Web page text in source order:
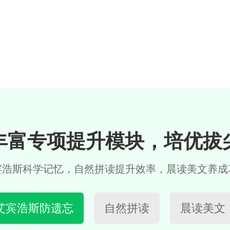
富专项提升模块，培优拔
斯科学记忆，自然拼读提升效率，晨读美文养
宾浩斯防遗忘 自然拼读 晨读美文